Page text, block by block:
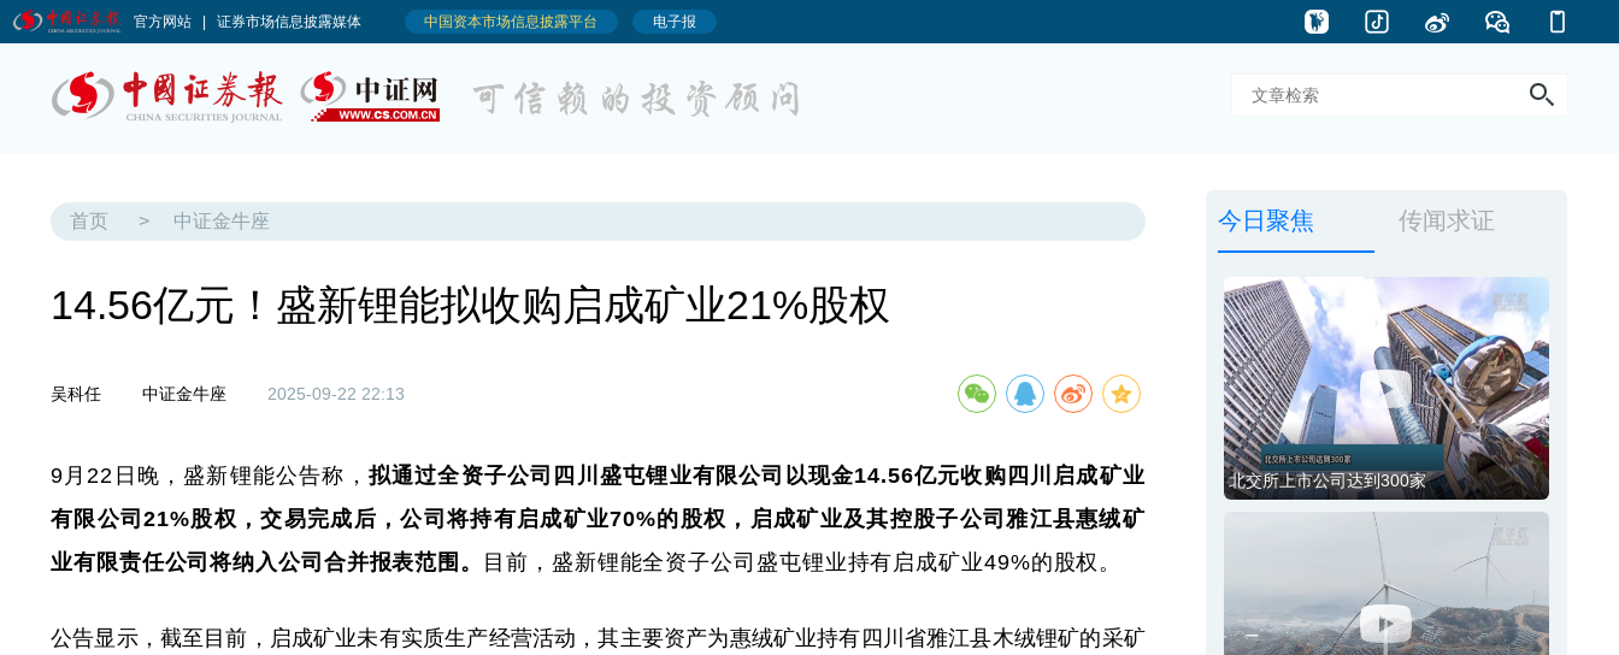
首页 > 中证金牛座
14.56亿元！盛新锂能拟收购启成矿业21%股权
吴科任 中证金牛座 2025-09-22 22:13
9月22日晚，盛新锂能公告称， 拟通过全资子公司四川盛屯锂业有限公司以现金14.56亿元收购四川启成矿业
有限公司21%股权，交易完成后，公司将持有启成矿业70%的股权，启成矿业及其控股子公司雅江县惠绒矿
业有限责任公司将纳入公司合并报表范围。
目前，盛新锂能全资子公司盛屯锂业持有启成矿业49%的股权。
公告显示，截至目前，启成矿业未有实质生产经营活动，其主要资产为惠绒矿业持有四川省雅江县木绒锂矿的采矿